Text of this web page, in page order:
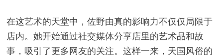
在这艺术的天堂中，佐野由真的影响力不仅仅局限于
店内。她开始通过社交媒体分享店里的艺术品和故
事，吸引了更多网友的关注。这样一来，天国风俗的